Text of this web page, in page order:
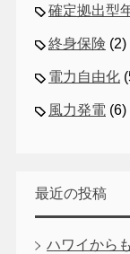
確定拠出型
終身保険 (2)
電力自由化
風力発電 (6)
最近の投稿
ハワイから